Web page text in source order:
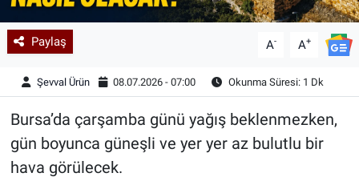
Paylaş A- A+
Şevval Ürün 08.07.2026 - 07:00 Okunma Süresi: 1 Dk
Bursa’da çarşamba günü yağış beklenmezken,
gün boyunca güneşli ve yer yer az bulutlu bir
hava görülecek.
Astroloji-Rüya